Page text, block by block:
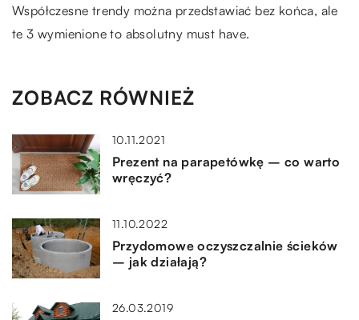
Współczesne trendy można przedstawiać bez końca, ale
te 3 wymienione to absolutny must have.
ZOBACZ RÓWNIEŻ
10.11.2021
Prezent na parapetówkę – co warto
wręczyć?
11.10.2022
Przydomowe oczyszczalnie ścieków
– jak działają?
26.03.2019